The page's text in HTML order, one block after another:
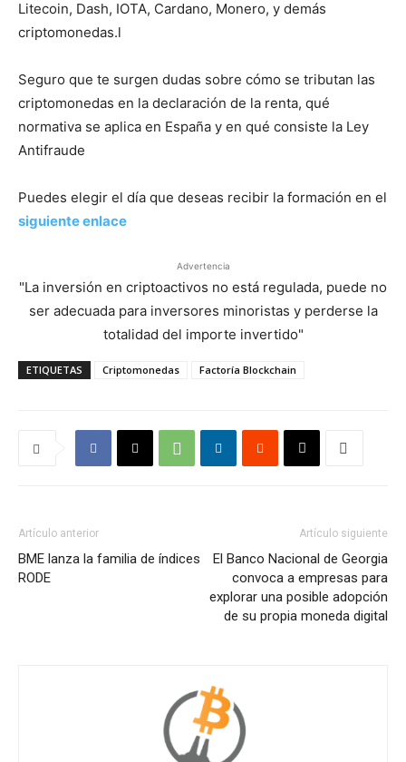
Litecoin, Dash, IOTA, Cardano, Monero, y demás
criptomonedas.l
Seguro que te surgen dudas sobre cómo se tributan las
criptomonedas en la declaración de la renta, qué
normativa se aplica en España y en qué consiste la Ley
Antifraude
Puedes elegir el día que deseas recibir la formación en el
siguiente enlace
Advertencia
"La inversión en criptoactivos no está regulada, puede no
ser adecuada para inversores minoristas y perderse la
totalidad del importe invertido"
ETIQUETAS Criptomonedas Factoría Blockchain
Artículo anterior
BME lanza la familia de índices
RODE
Artículo siguiente
El Banco Nacional de Georgia
convoca a empresas para
explorar una posible adopción
de su propia moneda digital